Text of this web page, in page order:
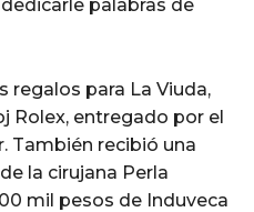
palabras de
regalos para La Viuda,
Rolex, entregado por el
También recibió una
la cirujana Perla
mil pesos de Induveca